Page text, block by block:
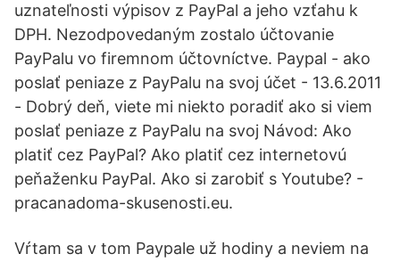
uznateľnosti výpisov z PayPal a jeho vzťahu k
DPH. Nezodpovedaným zostalo účtovanie
PayPalu vo firemnom účtovníctve. Paypal - ako
poslať peniaze z PayPalu na svoj účet - 13.6.2011
- Dobrý deň, viete mi niekto poradiť ako si viem
poslať peniaze z PayPalu na svoj Návod: Ako
platiť cez PayPal? Ako platiť cez internetovú
peňaženku PayPal. Ako si zarobiť s Youtube? -
pracanadoma-skusenosti.eu.
Vŕtam sa v tom Paypale už hodiny a neviem na